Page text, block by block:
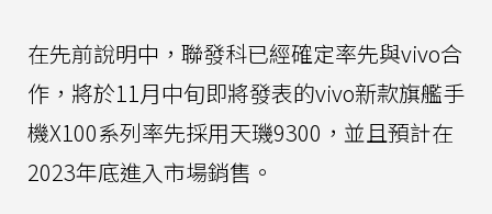
在先前說明中，聯發科已經確定率先與vivo合
作，將於11月中旬即將發表的vivo新款旗艦手
機X100系列率先採用天璣9300，並且預計在
2023年底進入市場銷售。